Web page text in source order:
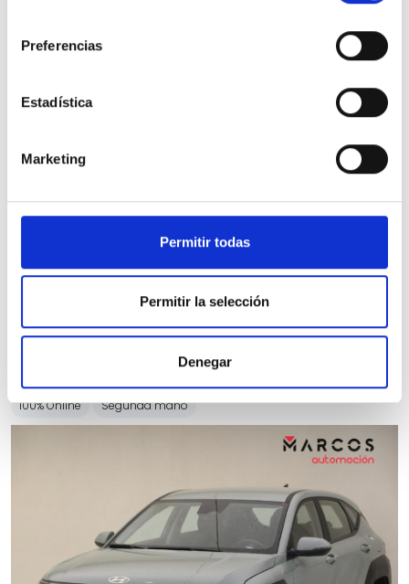
Preferencias
Estadística
Marketing
Permitir todas
Permitir la selección
Denegar
DIG-T 103kW N-Connecta
Precio al contado: 24.550 €
Ver ficha
100% Online Segunda mano